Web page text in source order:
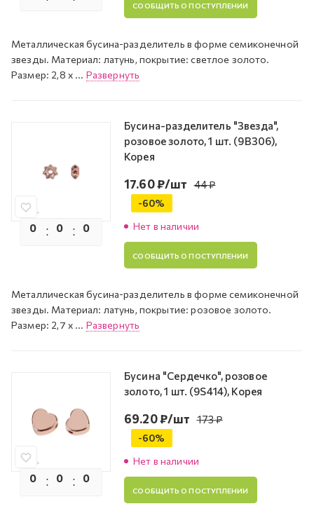
СООБЩИТЬ О ПОСТУПЛЕНИИ
Металлическая бусина-разделитель в форме семиконечной
звезды. Материал: латунь, покрытие: светлое золото.
Размер: 2,8 х ... Развернуть
0 0 0
Бусина-разделитель "Звезда",
розовое золото, 1 шт. (9B306),
Корея
Нет в наличии
17.60₽/шт 44₽
-60%
СООБЩИТЬ О ПОСТУПЛЕНИИ
Металлическая бусина-разделитель в форме семиконечной
звезды. Материал: латунь, покрытие: розовое золото.
Размер: 2,7 х ... Развернуть
0 0 0
Бусина "Сердечко", розовое
золото, 1 шт. (9S414), Корея
Нет в наличии
69.20₽/шт 173₽
-60%
СООБЩИТЬ О ПОСТУПЛЕНИИ